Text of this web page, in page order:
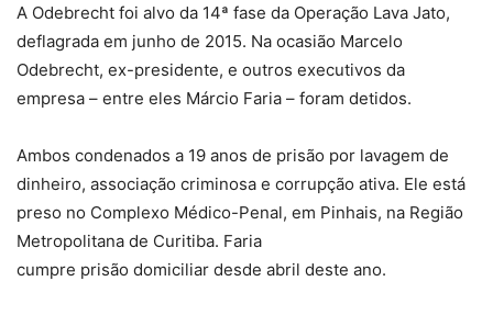
A Odebrecht foi alvo da 14ª fase da Operação Lava Jato,
deflagrada em junho de 2015. Na ocasião Marcelo
Odebrecht, ex-presidente, e outros executivos da
empresa – entre eles Márcio Faria – foram detidos.
Ambos condenados a 19 anos de prisão por lavagem de
dinheiro, associação criminosa e corrupção ativa. Ele está
preso no Complexo Médico-Penal, em Pinhais, na Região
Metropolitana de Curitiba. Faria
cumpre prisão domiciliar desde abril deste ano.